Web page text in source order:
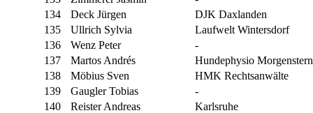
134
Deck Jürgen
DJK Daxlanden
135
Ullrich Sylvia
Laufwelt Wintersdorf
136
Wenz Peter
-
137
Martos Andrés
Hundephysio Morgenstern
138
Möbius Sven
HMK Rechtsanwälte
139
Gaugler Tobias
-
140
Reister Andreas
Karlsruhe